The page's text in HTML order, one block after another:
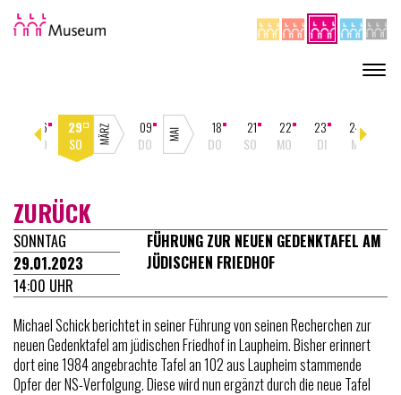
26
DO
29
SO
09
DO
18
DO
21
SO
22
MO
23
DI
24
MI
ZURÜCK
SONNTAG
29.01.2023
14:00 UHR
FÜHRUNG ZUR NEUEN GEDENKTAFEL AM
JÜDISCHEN FRIEDHOF
Michael Schick berichtet in seiner Führung von seinen Recherchen zur
neuen Gedenktafel am jüdischen Friedhof in Laupheim. Bisher erinnert
dort eine 1984 angebrachte Tafel an 102 aus Laupheim stammende
Opfer der NS-Verfolgung. Diese wird nun ergänzt durch die neue Tafel